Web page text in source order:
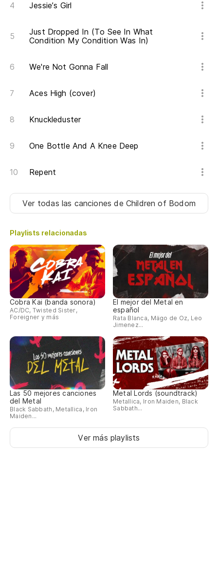
Jessie’s Girl
Just Dropped In (To See In What
Condition My Condition Was In)
We're Not Gonna Fall
Aces High (cover)
Knuckleduster
One Bottle And A Knee Deep
Repent
Ver todas las cancionesde Children of Bodom
Playlists relacionadas
Cobra Kai (banda sonora)
AC/DC, Twisted Sister,
Foreigner y más
El mejor del Metal en
español
Rata Blanca, Mägo de Oz, Leo
Jimenez...
Las 50 mejores canciones
del Metal
Black Sabbath, Metallica, Iron
Maiden...
Metal Lords (soundtrack)
Metallica, Iron Maiden, Black
Sabbath...
Ver más playlists